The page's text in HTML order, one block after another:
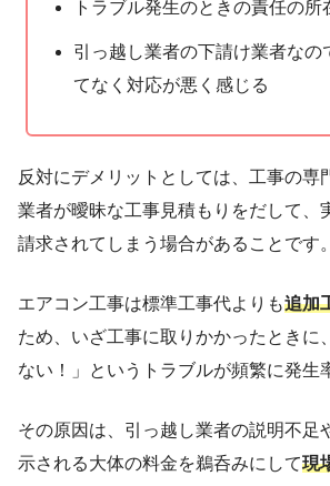
トラブル発生のときの責任の所
引っ越し業者の下請け業者なの
てなく対応が悪く感じる
反対にデメリットとしては、工事の専
業者が曖昧な工事見積もりをだして、
請求されてしまう場合があることです。
エアコン工事は標準工事代よりも追加
ため、いざ工事に取りかかったときに
ない！」というトラブルが頻繁に発生
その原因は、引っ越し業者の説明不足
示される大体の料金を鵜呑みにして現